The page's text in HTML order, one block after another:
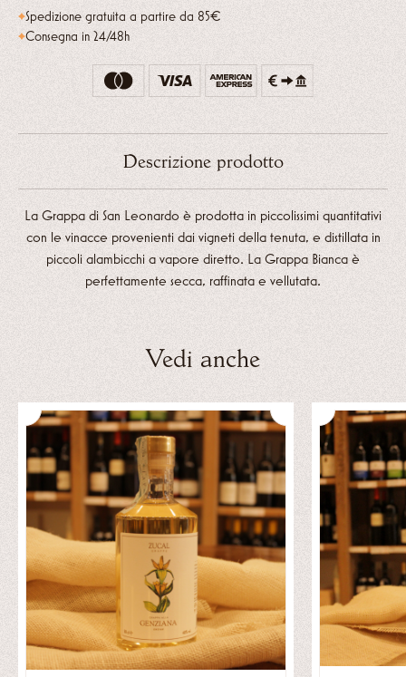
quantità
Spedizione gratuita a partire da 85€
Consegna in 24/48h
Descrizione prodotto
La Grappa di San Leonardo è prodotta in piccolissimi quantitativi
con le vinacce provenienti dai vigneti della tenuta, e distillata in
piccoli alambicchi a vapore diretto. La Grappa Bianca è
perfettamente secca, raffinata e vellutata.
Vedi anche